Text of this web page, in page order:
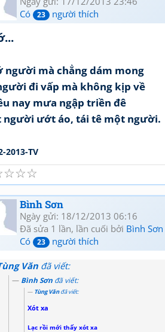
Có
23 người thích
người mà chẳng dám mong
đi vấp mà không kịp về
nay mưa ngập triền đê
người ướt áo, tái tê một người.
2013-TV
☆
☆
☆
Bình Sơn
Ngày gửi: 18/12/2013 06:16
Đã sửa 1 lần, lần cuối bởi Bình Sơn
Có
23 người thích
Văn đã viết:
Bình Sơn đã viết:
Tùng Vănđã viết:
Xót xa
Lạc rồi mới thấy xót xa